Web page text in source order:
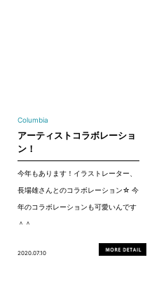
Columbia
アーティストコラボレーショ
ン！
今年もあります！イラストレーター、
長場雄さんとのコラボレーション☆ 今
年のコラボレーションも可愛いんです
＾＾
2020.07.10